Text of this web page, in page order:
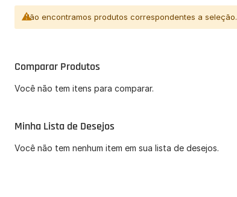
Não encontramos produtos correspondentes a seleção.
Comparar Produtos
Você não tem itens para comparar.
Minha Lista de Desejos
Você não tem nenhum item em sua lista de desejos.